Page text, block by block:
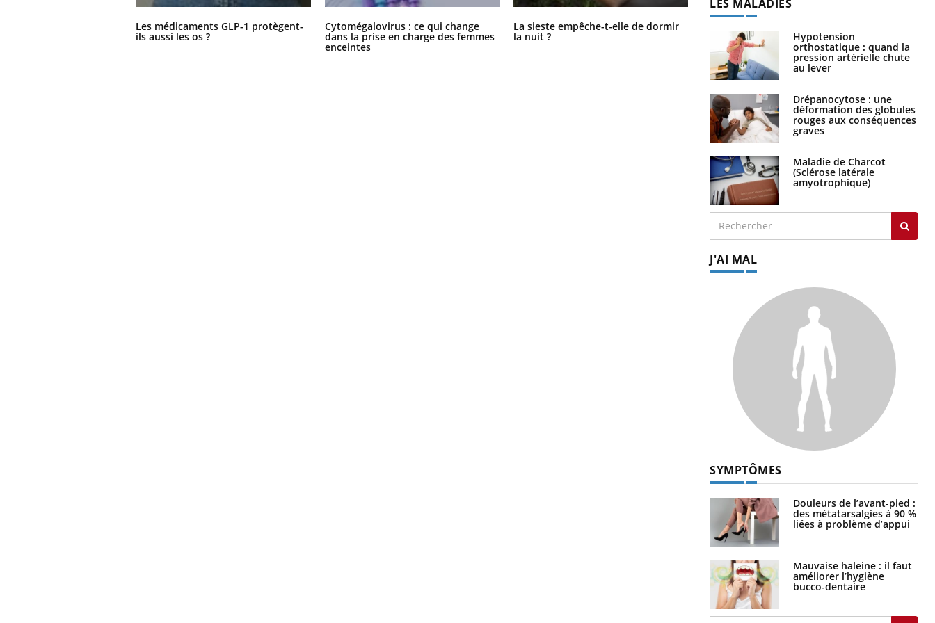
Les médicaments GLP-1 protègent-
ils aussi les os ?
Cytomégalovirus : ce qui change
dans la prise en charge des femmes
enceintes
La sieste empêche-t-elle de dormir
la nuit ? jours se profile-t-elle enfin ?
LES MALADIES
Hypotension
orthostatique : quand la
pression artérielle chute
au lever
Drépanocytose : une
déformation des globules
rouges aux conséquences
graves
Maladie de Charcot
(Sclérose latérale
amyotrophique)
J'AI MAL
SYMPTÔMES
Douleurs de l’avant-pied :
des métatarsalgies à 90 %
liées à problème d’appui
Mauvaise haleine : il faut
améliorer l’hygiène
bucco-dentaire